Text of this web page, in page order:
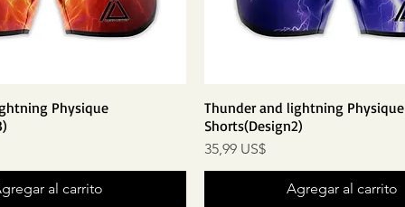
Physique
al carrito
Thunder and lightning Physique
Shorts(Design2)
Precio
35,99 US$
Agregar al carrito